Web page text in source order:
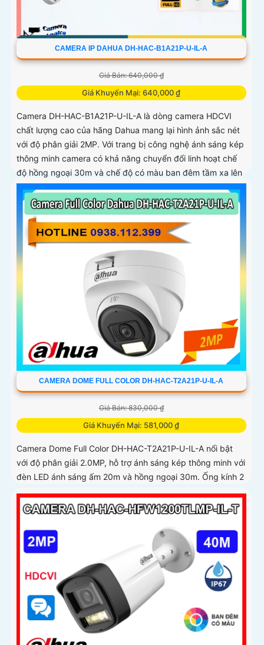
CAMERA IP DAHUA DH-HAC-B1A21P-U-IL-A
Giá Bán: 640,000 ₫
Giá Khuyến Mại: 640,000 ₫
Camera DH-HAC-B1A21P-U-IL-A là dòng camera HDCVI
chất lượng cao của hãng Dahua mang lại hình ảnh sắc nét
với độ phân giải 2MP. Với trang bị công nghệ ánh sáng kép
thông minh camera có khả năng chuyển đổi linh hoạt chế
độ hồng ngoại 30m và chế độ có màu ban đêm tầm xa lên
đến 20m đảm bảo an ninh hiệu quả
CAMERA DOME FULL COLOR DH-HAC-T2A21P-U-IL-A
Giá Bán: 830,000 ₫
Giá Khuyến Mại: 581,000 ₫
Camera Dome Full Color DH-HAC-T2A21P-U-IL-A nổi bật
với độ phân giải 2.0MP, hỗ trợ ánh sáng kép thông minh với
đèn LED ánh sáng ấm 20m và hồng ngoại 30m. Ống kính 2